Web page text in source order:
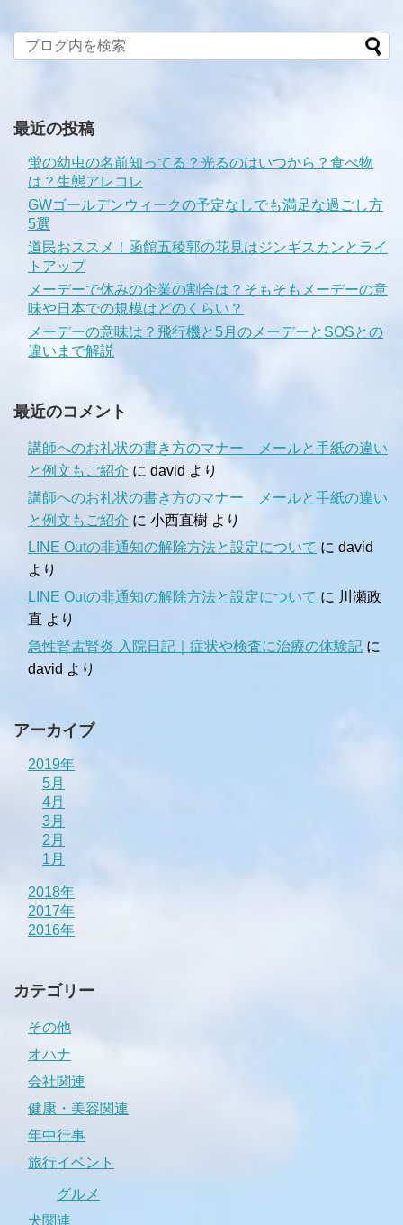
最近の投稿
蛍の幼虫の名前知ってる？光るのはいつから？食べ物
は？生態アレコレ
GWゴールデンウィークの予定なしでも満足な過ごし方
5選
道民おススメ！函館五稜郭の花見はジンギスカンとライ
トアップ
メーデーで休みの企業の割合は？そもそもメーデーの意
味や日本での規模はどのくらい？
メーデーの意味は？飛行機と5月のメーデーとSOSとの
違いまで解説
最近のコメント
講師へのお礼状の書き方のマナー メールと手紙の違い
と例文もご紹介 に david より
講師へのお礼状の書き方のマナー メールと手紙の違い
と例文もご紹介 に 小西直樹 より
LINE Outの非通知の解除方法と設定について に david
より
LINE Outの非通知の解除方法と設定について に 川瀬政
直 より
急性腎盂腎炎 入院日記｜症状や検査に治療の体験記 に
david より
アーカイブ
2019年
5月
4月
3月
2月
1月
2018年
2017年
2016年
カテゴリー
その他
オハナ
会社関連
健康・美容関連
年中行事
旅行イベント
グルメ
犬関連